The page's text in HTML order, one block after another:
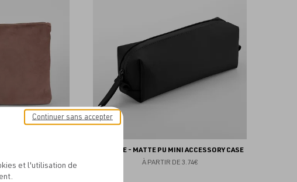
3.90€
BAGBASE - MATTE PU MINI ACCESSORY CASE
À PARTIR DE 3.74€
et l'utilisation de
Continuer sans accepter